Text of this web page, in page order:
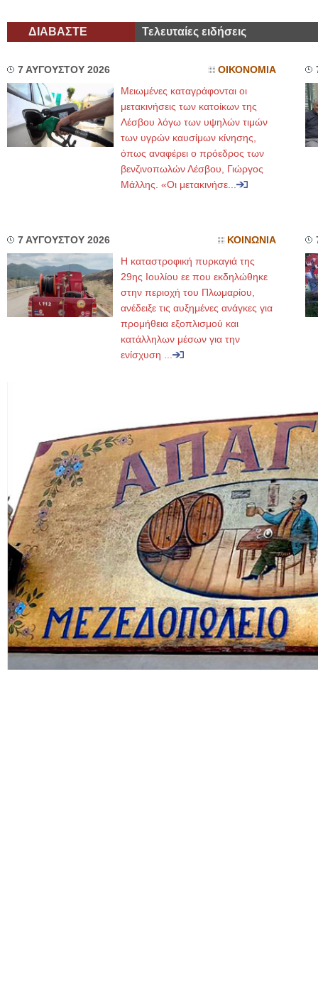
ΔΙΑΒΑΣΤΕ Τελευταίες ειδήσεις
7 ΑΥΓΟΥΣΤΟΥ 2026 ΟΙΚΟΝΟΜΙΑ
Μειωμένες καταγράφονται οι
μετακινήσεις των κατοίκων της
Λέσβου λόγω των υψηλών τιμών
των υγρών καυσίμων κίνησης,
όπως αναφέρει ο πρόεδρος των
βενζινοπωλών Λέσβου, Γιώργος
Μάλλης. «Οι μετακινήσε...
7 ΑΥΓΟΥΣΤΟΥ 2026 ΚΟΙΝΩΝΙΑ
Η καταστροφική πυρκαγιά της
29ης Ιουλίου εε που εκδηλώθηκε
στην περιοχή του Πλωμαρίου,
ανέδειξε τις αυξημένες ανάγκες για
προμήθεια εξοπλισμού και
κατάλληλων μέσων για την
ενίσχυση ...